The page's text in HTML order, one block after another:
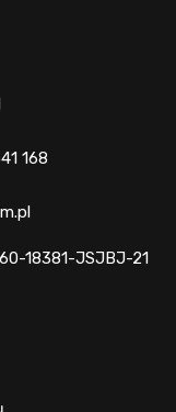
168
18381-JSJBJ-21